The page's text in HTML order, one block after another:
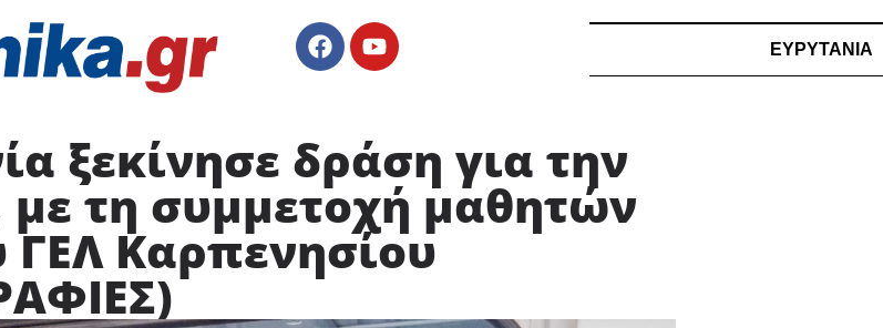
ΕΥΡΥΤΑΝΙΑ
ξεκίνησε δράση για την
τη συμμετοχή μαθητών
ΓΕΛ Καρπενησίου